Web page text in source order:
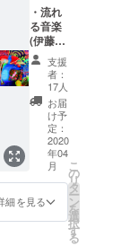
です。
・伊藤
彩から
のお礼
メッ
セージ
メール
と次回
の展覧
会を
メール
でご案
送料や
税金、
クラウ
ドファ
ウン
ディン
グの手
数料を
ひくと
完全に
原価割
れの
CAMPF
IRE限定
ス
180ml×
15本 伊
藤農園
のみか
ジュー
スは、
雑味が
まった
くな
い、
100%
ピュア
・流れ
る音楽
(伊藤彩
＆Devid
Gonzar
ez新作)
つき作
品集
CAMPF
IRE 限
定20部
伊藤彩
の公私
におけ
るパー
トナー
支援
者：
17人
お届
け予
定：
2020
年04
月
細を見る
こ
の
リ
タ
ー
ン
を
選
択
す
る